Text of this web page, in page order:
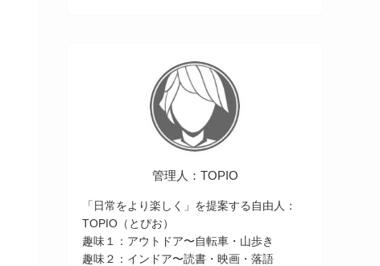
管理人：TOPIO
「日常をより楽しく」を提案する自由人：
TOPIO（とぴお）
趣味１：アウトドア〜自転車・山歩き
趣味２：インドア〜読書・映画・落語